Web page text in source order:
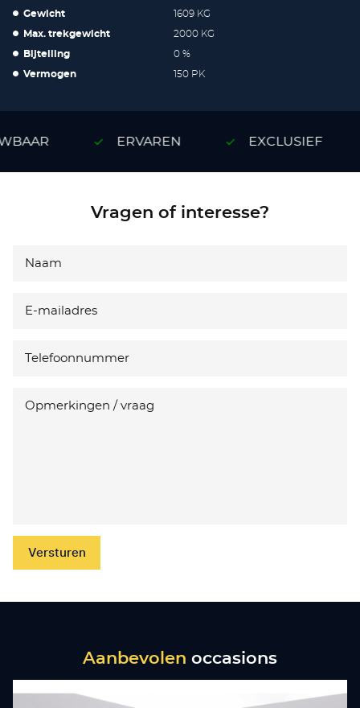
Gewicht 1609 KG
Max. trekgewicht 2000 KG
Bijtelling 0 %
Vermogen 150 PK
ERVAREN EXCLUSIEF
Vragen of interesse?
Versturen
Aanbevolen occasions